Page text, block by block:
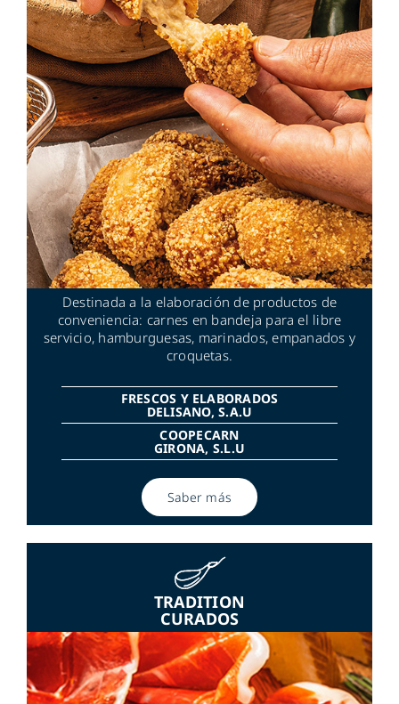
Destinada a la elaboración de productos de
conveniencia: carnes en bandeja para el libre
servicio, hamburguesas, marinados, empanados y
croquetas.
FRESCOS Y ELABORADOS
DELISANO, S.A.U
COOPECARN
GIRONA, S.L.U
Saber más
TRADITION
CURADOS